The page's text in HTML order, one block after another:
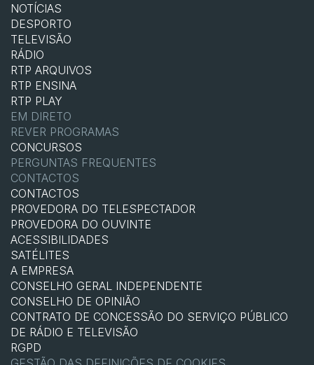
NOTÍCIAS
DESPORTO
TELEVISÃO
RÁDIO
RTP ARQUIVOS
RTP ENSINA
RTP PLAY
EM DIRETO
REVER PROGRAMAS
CONCURSOS
PERGUNTAS FREQUENTES
CONTACTOS
CONTACTOS
PROVEDORA DO TELESPECTADOR
PROVEDORA DO OUVINTE
ACESSIBILIDADES
SATÉLITES
A EMPRESA
CONSELHO GERAL INDEPENDENTE
CONSELHO DE OPINIÃO
CONTRATO DE CONCESSÃO DO SERVIÇO PÚBLICO
DE RÁDIO E TELEVISÃO
RGPD